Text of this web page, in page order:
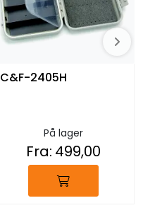
C&F-2405H
På lager
Fra: 499,00